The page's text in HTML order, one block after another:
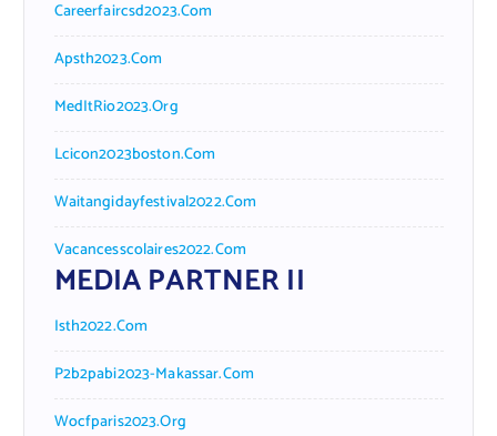
Careerfaircsd2023.com
Apsth2023.com
MedItRio2023.org
Lcicon2023boston.com
Waitangidayfestival2022.com
Vacancesscolaires2022.com
MEDIA PARTNER II
Isth2022.com
P2b2pabi2023-Makassar.com
Wocfparis2023.org